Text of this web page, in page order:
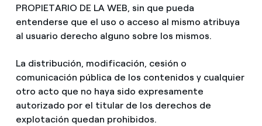
PROPIETARIO DE LA WEB, sin que pueda
entenderse que el uso o acceso al mismo atribuya
al usuario derecho alguno sobre los mismos.
La distribución, modificación, cesión o
comunicación pública de los contenidos y cualquier
otro acto que no haya sido expresamente
autorizado por el titular de los derechos de
explotación quedan prohibidos.